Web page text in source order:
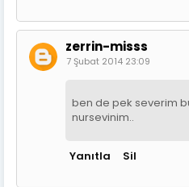
zerrin-misss
7 Şubat 2014 23:09
ben de pek severim
nursevinim..
Yanıtla Sil